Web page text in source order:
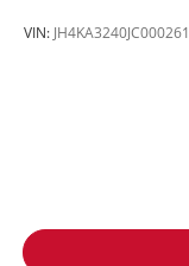
VIN: JH4KA3240JC000261